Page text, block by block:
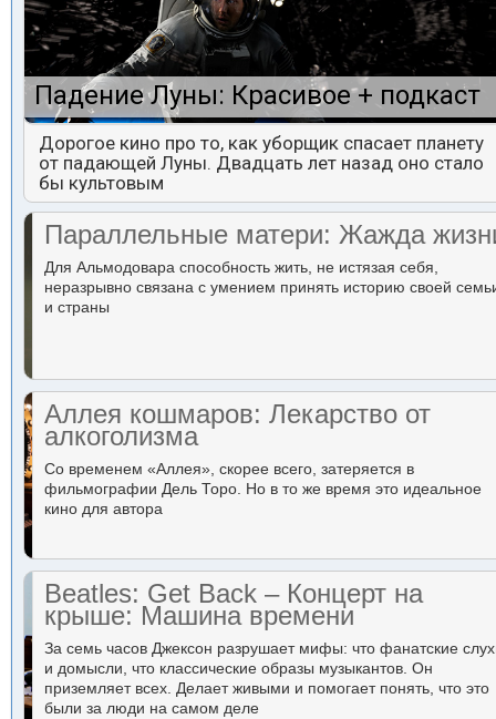
Падение Луны: Красивое + подкаст
Дорогое кино про то, как уборщик спасает планету
от падающей Луны. Двадцать лет назад оно стало
бы культовым
Параллельные матери: Жажда
Для Альмодовара способность жить, не истязая себя,
неразрывно связана с умением принять историю своей
и страны
Аллея кошмаров: Лекарство от
алкоголизма
Со временем «Аллея», скорее всего, затеряется в
фильмографии Дель Торо. Но в то же время это идеальное
кино для автора
Beatles: Get Back – Концерт на
крыше: Машина времени
За семь часов Джексон разрушает мифы: что фанатские
и домысли, что классические образы музыкантов. Он
приземляет всех. Делает живыми и помогает понять, что это
были за люди на самом деле